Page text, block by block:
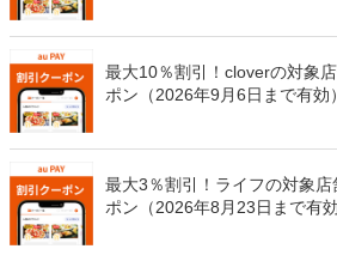
最大10％割引！cloverの対象
ポン（2026年9月6日まで有効）
最大3％割引！ライフの対象
ポン（2026年8月23日まで有効